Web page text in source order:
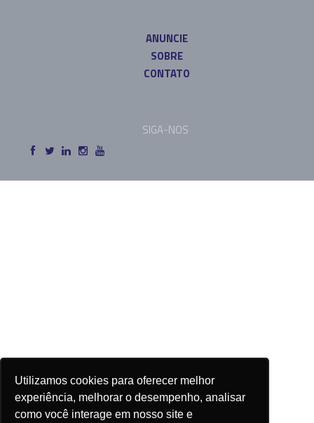
Utilizamos cookies para oferecer melhor
experiência, melhorar o desempenho, analisar
como você interage em nosso site e
ANUNCIE
SOBRE
CONTATO
SIGA-NOS